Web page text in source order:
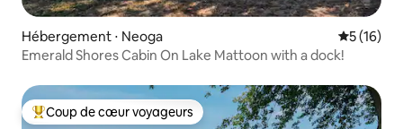
Hébergement ⋅ Neoga
5 (16)
Emerald Shores Cabin On Lake Mattoon with a dock!
Coups de cœur voyageurs les plus appréciés
Coup de cœur voyageurs